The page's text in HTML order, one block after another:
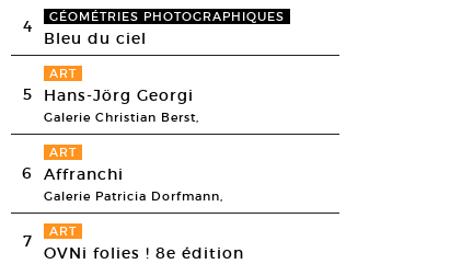
4 GÉOMÉTRIES PHOTOGRAPHIQUES
Bleu du ciel
5
ART
Hans-Jörg Georgi
Galerie Christian Berst,
6
ART
Affranchi
Galerie Patricia Dorfmann,
7 ART
OVNi folies ! 8e édition